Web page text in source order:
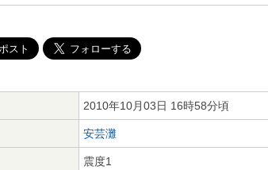
2010年10月03日 16時58分頃
安芸灘
震度1